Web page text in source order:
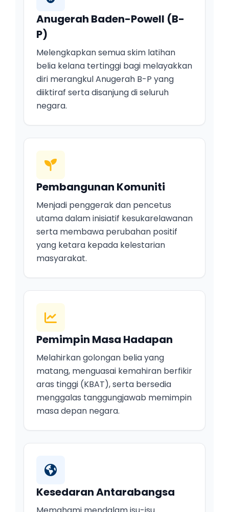
Anugerah Baden-Powell (B-
P)
Melengkapkan semua skim latihan
belia kelana tertinggi bagi melayakkan
diri merangkul Anugerah B-P yang
diiktiraf serta disanjung di seluruh
negara.
Pembangunan Komuniti
Menjadi penggerak dan pencetus
utama dalam inisiatif kesukarelawanan
serta membawa perubahan positif
yang ketara kepada kelestarian
masyarakat.
Pemimpin Masa Hadapan
Melahirkan golongan belia yang
matang, menguasai kemahiran berfikir
aras tinggi (KBAT), serta bersedia
menggalas tanggungjawab memimpin
masa depan negara.
Kesedaran Antarabangsa